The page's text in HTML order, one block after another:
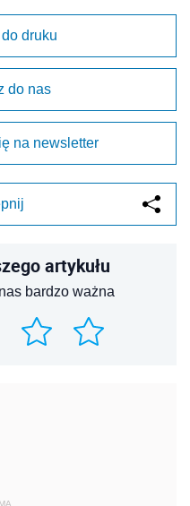
druku
do nas
na newsletter
artykułu
bardzo ważna